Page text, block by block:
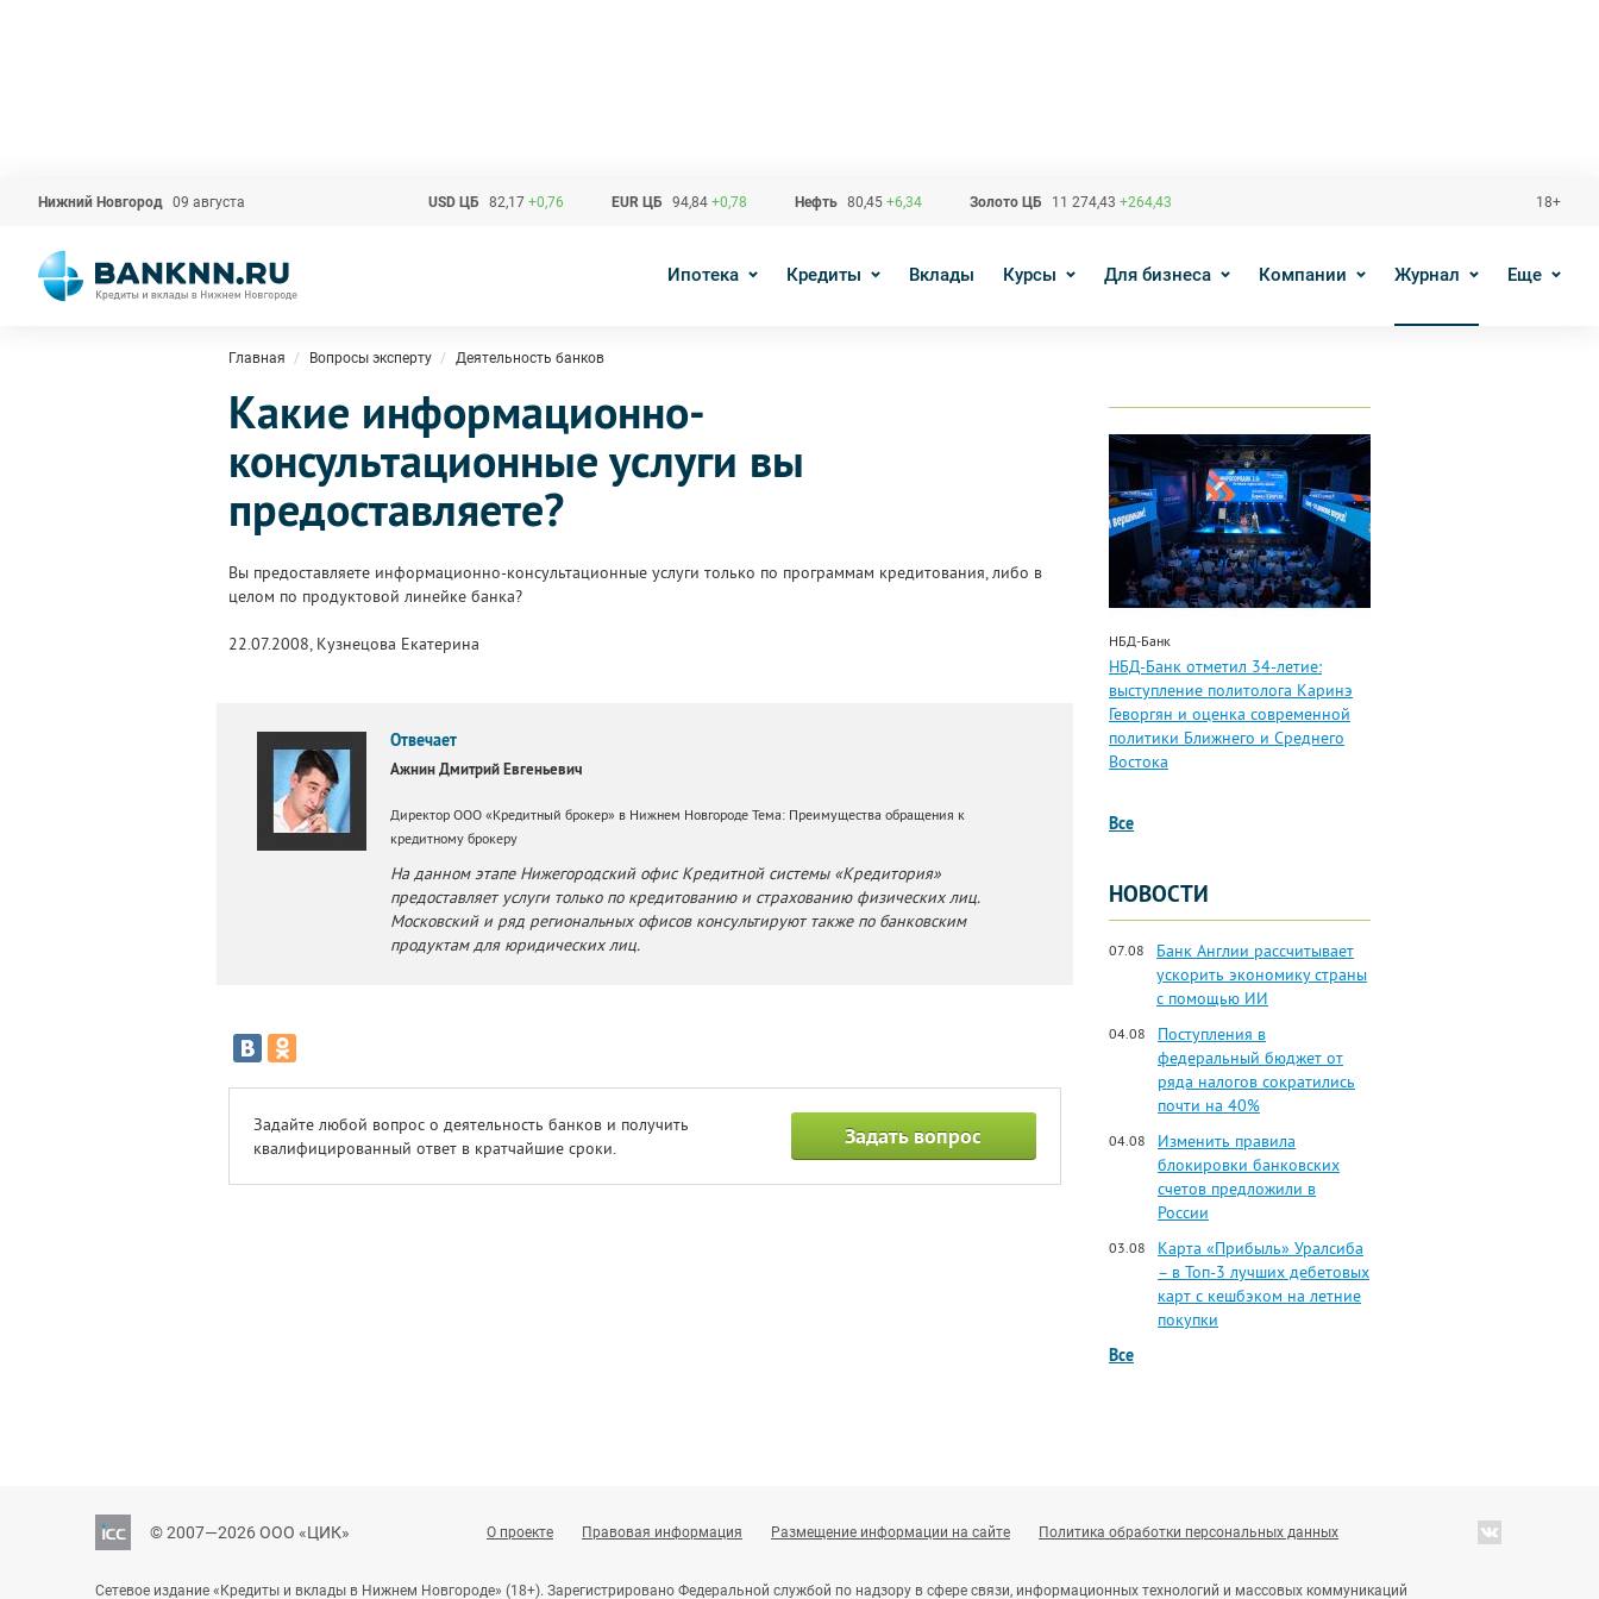
Нижний Новгород 09 августа USD ЦБ 82,17 +0,76 EUR ЦБ 94,84 +0,78 Нефть 80,45 +6,34 Золото ЦБ 11 274,43 +264,43 18+
Ипотека Кредиты Вклады Курсы Для бизнеса Компании Журнал Еще
Главная Вопросы эксперту Деятельность банков
Какие информационно-
консультационные услуги вы
предоставляете?
Вы предоставляете информационно-консультационные услуги только по программам кредитования, либо в
целом по продуктовой линейке банка?
22.07.2008, Кузнецова Екатерина
Отвечает
Ажнин Дмитрий Евгеньевич
Директор ООО «Кредитный брокер» в Нижнем Новгороде Тема: Преимущества обращения к
кредитному брокеру
На данном этапе Нижегородский офис Кредитной системы «Кредитория»
предоставляет услуги только по кредитованию и страхованию физических лиц.
Московский и ряд региональных офисов консультируют также по банковским
продуктам для юридических лиц.
Задайте любой вопрос о деятельность банков и получить
квалифицированный ответ в кратчайшие сроки.
Задать вопрос
НБД-Банк
НБД-Банк отметил 34-летие:
выступление политолога Каринэ
Геворгян и оценка современной
политики Ближнего и Среднего
Востока
Все
НОВОСТИ
07.08
Банк Англии рассчитывает
ускорить экономику страны
с помощью ИИ
04.08
Поступления в
федеральный бюджет от
ряда налогов сократились
почти на 40%
04.08
Изменить правила
блокировки банковских
счетов предложили в
России
03.08
Карта «Прибыль» Уралсиба
– в Топ-3 лучших дебетовых
карт с кешбэком на летние
покупки
Все
© 2007—2026 ООО «ЦИК» О проекте Правовая информация Размещение информации на сайте Политика обработки персональных данных
Сетевое издание «Кредиты и вклады в Нижнем Новгороде» (18+). Зарегистрировано Федеральной службой по надзору в сфере связи, информационных технологий и массовых коммуникаций